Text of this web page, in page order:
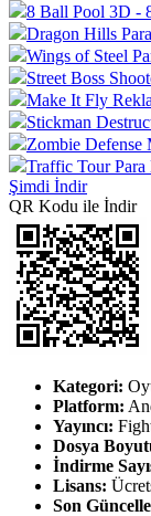
8 Ball Pool 3D -
Dragon Hills
Wings of Steel
Street Boss
Make It Fly
Stickman
Zombie
Traffic Tour
Şimdi İndir
QR Kodu ile İndir
Kategori:
Platform:
Yayıncı:
Dosya
İndirme
Lisans:
Son